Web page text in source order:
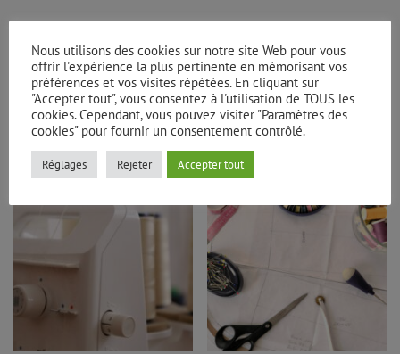
Vous aimerez peut-être aussi…
Nous utilisons des cookies sur notre site Web pour vous
offrir l'expérience la plus pertinente en mémorisant vos
préférences et vos visites répétées. En cliquant sur
"Accepter tout", vous consentez à l'utilisation de TOUS les
cookies. Cependant, vous pouvez visiter "Paramètres des
cookies" pour fournir un consentement contrôlé.
Réglages Rejeter Accepter tout